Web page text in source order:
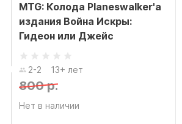
MTG: Колода Planeswalker'а
издания Война Искры:
Гидеон или Джейс
2-2 13+ лет
800 р.
Нет в наличии